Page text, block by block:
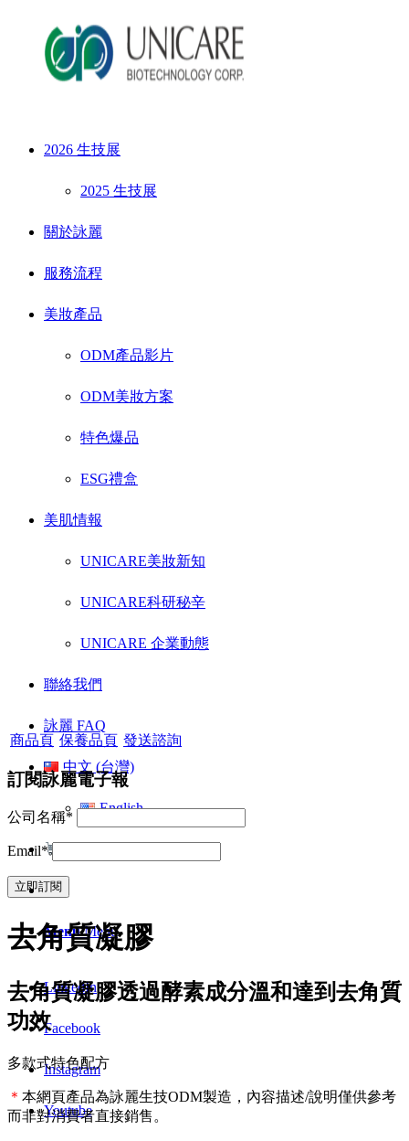
2026 生技展
2025 生技展
關於詠麗
服務流程
美妝產品
ODM產品影片
ODM美妝方案
特色爆品
ESG禮盒
美肌情報
UNICARE美妝新知
UNICARE科研秘辛
UNICARE 企業動態
聯絡我們
詠麗 FAQ
中文 (台灣)
English
Menu Menu
LinkedIn
Facebook
Instagram
Youtube
商品頁 保養品頁 發送諮詢
訂閱詠麗電子報
公司名稱*
Email*
去角質凝膠
去角質凝膠透過酵素成分溫和達到去角質
功效
多款式特色配方
＊ 本網頁產品為詠麗生技ODM製造，內容描述/說明僅供參考
而非對消費者直接銷售。